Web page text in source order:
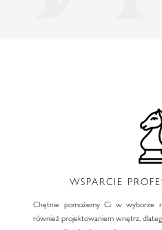
WSPARCIE
Chętnie pomożemy Ci w wyborze
również projektowaniem wnętrz,